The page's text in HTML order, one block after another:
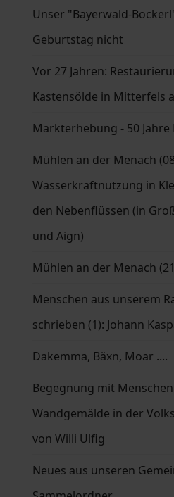
Unser "Bayerwald-
Geburtstag nicht
Vor 27 Jahren:
Kastensölde in Mitterfels
Markterhebung - 50
Mühlen an der Menach
Wasserkraftnutzung in
den Nebenflüssen (in
und Aign)
Mühlen an der Menach
Menschen aus unserem
schrieben (1): Johann
Dakemma, Bäxn, Moar ....
Begegnung mit
Wandgemälde in der
von Willi Ulfig
Neues aus unseren